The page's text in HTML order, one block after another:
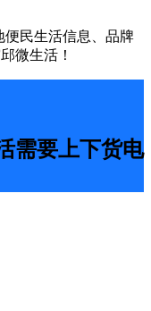
便民生活信息、品牌
微生活！
需要上下货电